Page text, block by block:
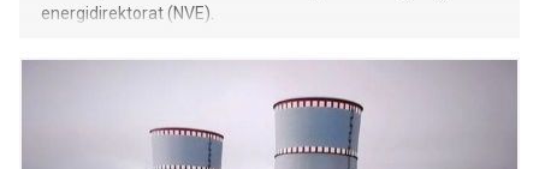
energidirektorat (NVE).